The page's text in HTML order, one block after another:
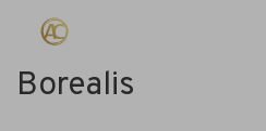
Borealis